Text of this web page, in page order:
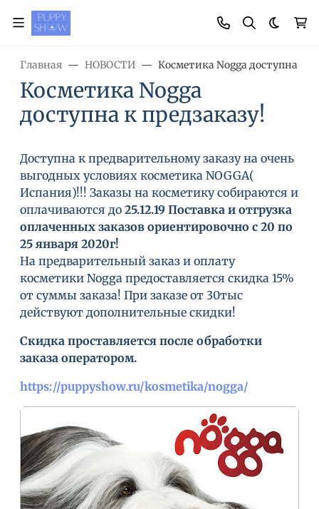
Главная НОВОСТИ Косметика Nogga доступна к
Косметика Nogga
доступна к предзаказу!
Доступна к предварительному заказу на очень
выгодных условиях косметика NOGGA(
Испания)!!! Заказы на косметику собираются и
оплачиваются до 25.12.19 Поставка и отгрузка
оплаченных заказов ориентировочно с 20 по
25 января 2020г!
На предварительный заказ и оплату
косметики Nogga предоставляется скидка 15%
от суммы заказа! При заказе от 30тыс
действуют дополнительные скидки!
Скидка проставляется после обработки
заказа оператором.
https://puppyshow.ru/kosmetika/nogga/